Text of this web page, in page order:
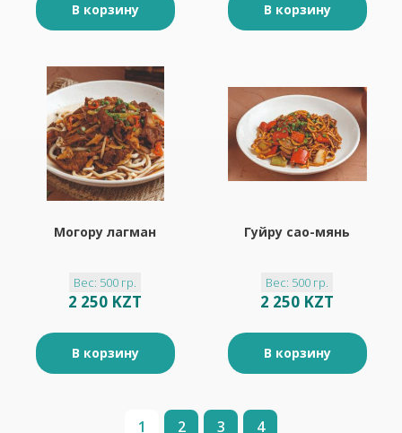
В корзину В корзину
Могору лагман
Вес: 500 гр.
2 250 KZT
В корзину
Гуйру сао-мянь
Вес: 500 гр.
2 250 KZT
В корзину
1 2 3 4